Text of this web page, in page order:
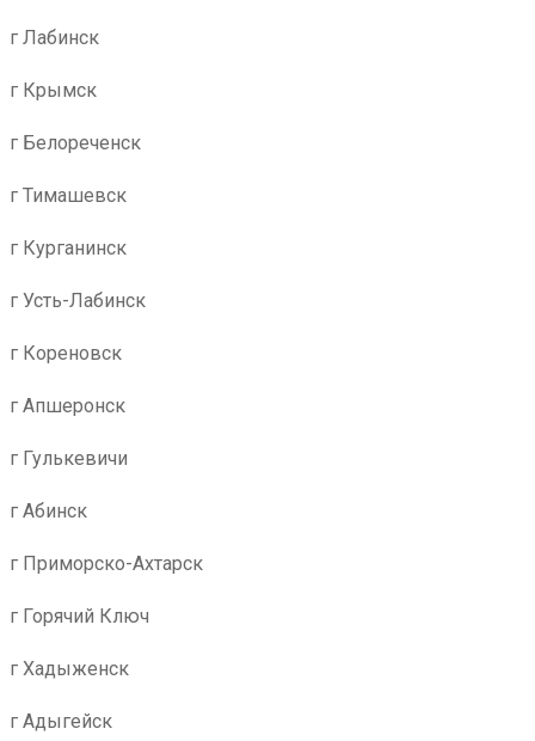
г Лабинск
г Крымск
г Белореченск
г Тимашевск
г Курганинск
г Усть-Лабинск
г Кореновск
г Апшеронск
г Гулькевичи
г Абинск
г Приморско-Ахтарск
г Горячий Ключ
г Хадыженск
г Адыгейск